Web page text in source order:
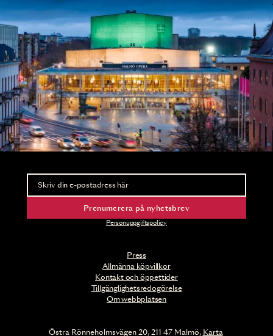
Press
Allmänna köpvillkor
Kontakt och öppettider
Tillgänglighetsredogörelse
Om webbplatsen
Nyhetsbrev
Ta del av förhandsinformation och biljettsläpp.
Prenumerera på nyhetsbrev
Personuppgiftspolicy
Östra Rönneholmsvägen 20, 211 47 Malmö, Karta